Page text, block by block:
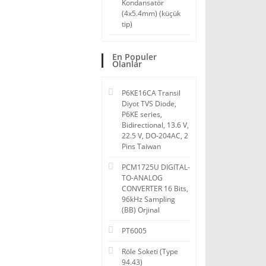
Kondansatör
(4x5.4mm) (küçük
tip)
En Populer
Olanlar
P6KE16CA Transil
Diyot TVS Diode,
P6KE series,
Bidirectional, 13.6 V,
22.5 V, DO-204AC, 2
Pins Taiwan
PCM1725U DIGITAL-
TO-ANALOG
CONVERTER 16 Bits,
96kHz Sampling
(BB) Orjinal
PT6005
Röle Soketi (Type
94.43)